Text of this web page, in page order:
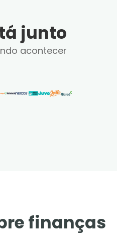
junto
acontecer
finanças